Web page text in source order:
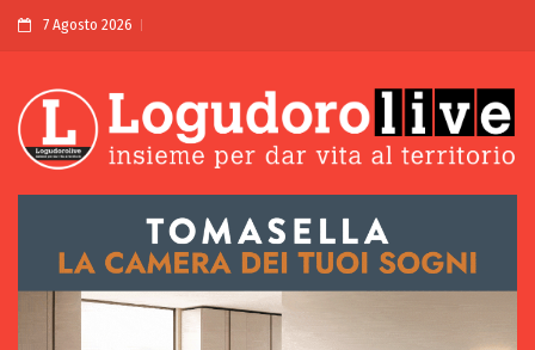
7 Agosto 2026